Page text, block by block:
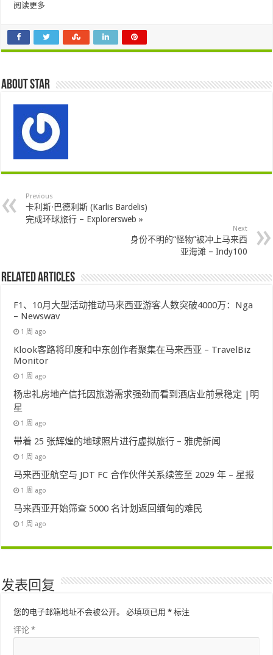
阅读更多
About star
Previous
卡利斯·巴德利斯 (Karlis Bardelis)
完成环球旅行 – Explorersweb »
Next
身份不明的“怪物”被冲上马来西
亚海滩 – Indy100
Related Articles
F1、10月大型活动推动马来西亚游客人数突破4000万：Nga
– Newswav
1 周 ago
Klook客路将印度和中东创作者聚集在马来西亚 – TravelBiz
Monitor
1 周 ago
杨忠礼房地产信托因旅游需求强劲而看到酒店业前景稳定 |明
星
1 周 ago
带着 25 张辉煌的地球照片进行虚拟旅行 – 雅虎新闻
1 周 ago
马来西亚航空与 JDT FC 合作伙伴关系续签至 2029 年 – 星报
1 周 ago
马来西亚开始筛查 5000 名计划返回缅甸的难民
1 周 ago
发表回复
您的电子邮箱地址不会被公开。 必填项已用* 标注
评论*